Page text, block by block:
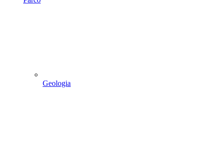
Geologia